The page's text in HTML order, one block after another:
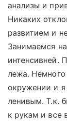
анализы и
Никаких
развитием и
Занимаемся
интенсивней.
лежа. Немного
окружении и я
ленивым. Т.к.
к рукам и все